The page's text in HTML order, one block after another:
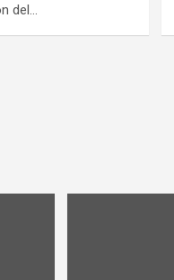
del…